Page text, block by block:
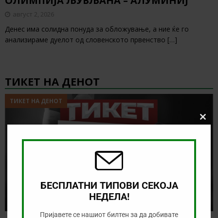
август 2, 2026
Денес има солидна понуда за обложување, а ние ќе го
анализираме дуелот од словенското првенство […]
ТИКЕТ НА ДЕНОТ
ТИКЕТ НА ДЕНОТ
Close
БЕСПЛАТНИ ТИПОВИ СЕКОЈА
НЕДЕЛА!
Пријавете се нашиот билтен за да добивате